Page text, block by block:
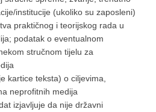
institucije (ukoliko su zaposleni)
i teorijskog rada u
podatak o eventualnom
stručnom tijelu za
teksta) o ciljevima,
neprofitnih medija
da nije državni